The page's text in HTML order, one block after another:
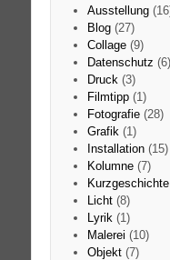
Ausstellung
Blog(27)
Collage(9)
Datenschutz (6)
Druck (3)
Filmtipp(1)
Fotografie(28)
Grafik (1)
Installation(15)
Kolumne(7)
Kurzgeschichte
Licht(8)
Lyrik (1)
Malerei (10)
Objekt(7)